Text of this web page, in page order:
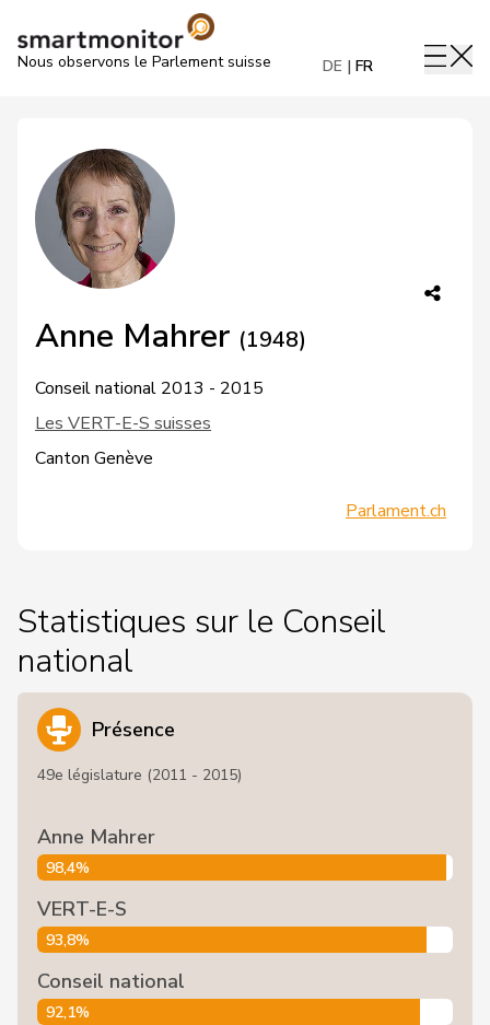
Nous observons le Parlement suisse DE FR
Anne Mahrer (1948)
Conseil national 2013 - 2015
Les VERT-E-S suisses
Canton Genève
Parlament.ch
Statistiques sur le Conseil
national
Présence
49e législature (2011 - 2015)
Anne Mahrer
98,4%
VERT-E-S
93,8%
Conseil national
92,1%